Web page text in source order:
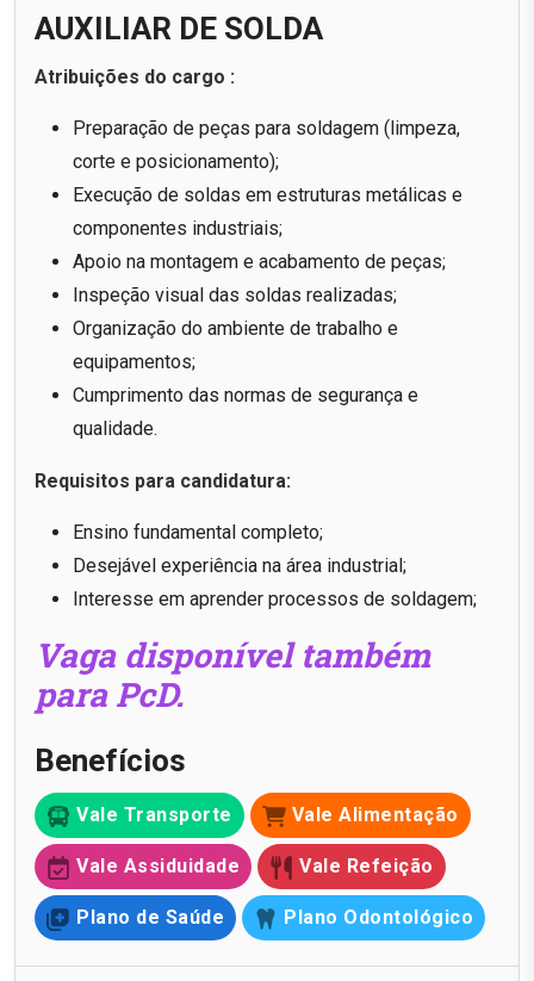
AUXILIAR DE SOLDA
Atribuições do cargo :
Preparação de peças para soldagem (limpeza,
corte e posicionamento);
Execução de soldas em estruturas metálicas e
componentes industriais;
Apoio na montagem e acabamento de peças;
Inspeção visual das soldas realizadas;
Organização do ambiente de trabalho e
equipamentos;
Cumprimento das normas de segurança e
qualidade.
Requisitos para candidatura:
Ensino fundamental completo;
Desejável experiência na área industrial;
Interesse em aprender processos de soldagem;
Vaga disponível também
para PcD.
Benefícios
Vale Transporte Vale Alimentação
Vale Assiduidade Vale Refeição
Plano de Saúde Plano Odontológico